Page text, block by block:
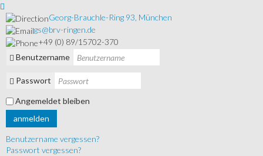
Georg-Brauchle-Ring 93, München
gs@brv-ringen.de
+49 (0) 89/15702-370
Benutzername
Passwort
Angemeldet bleiben
anmelden
Benutzername vergessen?
Passwort vergessen?